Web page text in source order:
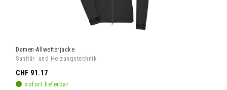
Damen-Allwetterjacke
Sanitär- und Heizungstechnik
sofort lieferbar
CHF 91.17